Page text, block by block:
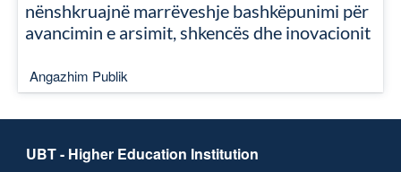
nënshkruajnë marrëveshje bashkëpunimi për
avancimin e arsimit, shkencës dhe inovacionit
Angazhim Publik
UBT - Higher Education Institution